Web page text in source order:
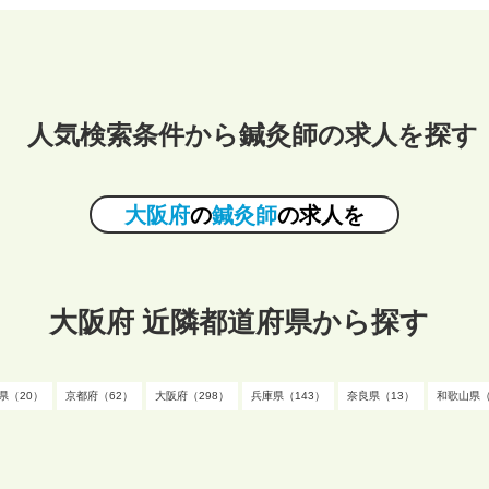
人気検索条件から鍼灸師の求人を探す
大阪府の鍼灸師の求人を
大阪府 近隣都道府県から探す
（20） 京都府（62） 大阪府（298） 兵庫県（143） 奈良県（13） 和歌山県